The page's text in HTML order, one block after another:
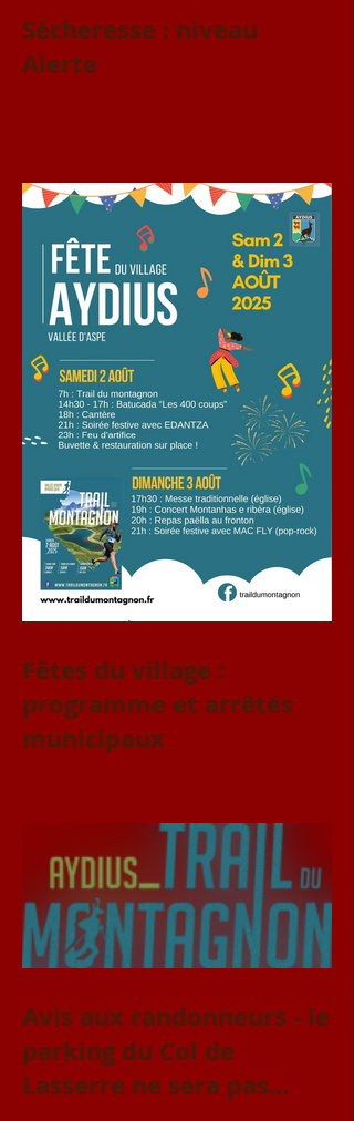
Sécheresse : niveau
Alerte
Fêtes du village :
programme et arrêtés
municipaux
Avis aux randonneurs - le
parking du Col de
Lasserre ne sera pas